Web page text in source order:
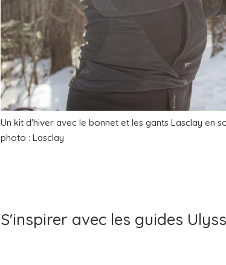
Un kit d'hiver avec le bonnet et les gants Lasclay en
photo : Lasclay
S'inspirer avec les guides